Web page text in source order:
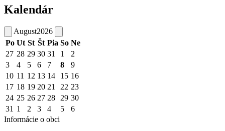
Kalendár
August2026
Po Ut St Št Pia So Ne
27 28 29 30 31 1
2
3
4 5 6 7 8
9
10 11 12 13 14 15 16
17 18 19 20 21 22 23
24 25 26 27 28 29 30
31 1 2 3 4 5
6
Informácie o obci